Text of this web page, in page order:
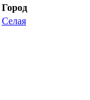
Город
Селая